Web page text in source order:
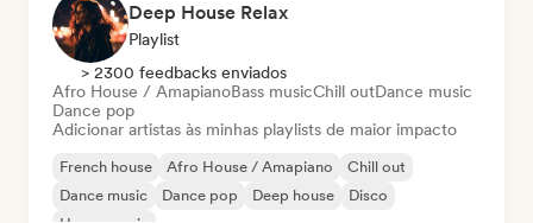
Deep House Relax
Playlist
> 2300 feedbacks enviados
Afro House / AmapianoBass musicChill outDance music
Dance pop
Adicionar artistas às minhas playlists de maior impacto
French house Afro House / Amapiano
Chill out
Dance music
Dance pop Deep house
Disco